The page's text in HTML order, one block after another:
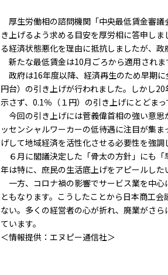
厚生労働相の諮問機関「中央最低賃金審
き上げるよう求める目安を厚労相に答申し
る経済状態悪化を理由に抵抗しましたが、政
新たな最低賃金は10月ごろから適用されま
政府は16年度以降、経済再生のため早期
円台）の引き上げが行われました。しかし
示さず、0.1％（１円）の引き上げにとどまっ
今回の引き上げには菅義偉首相の強い意
ッセンシャルワーカーの低待遇に注目が集
げして地域経済を活性化させる必要性を強調
６月に閣議決定した「骨太の方針」にも
年は特に、庶民の生活底上げをアピールした
一方、コロナ禍の影響でサービス業を中
ともなります。こうしたことから日本商工
ない。多くの経営者の心が折れ、廃業がさ
ています。
＜情報提供：エヌピー通信社＞